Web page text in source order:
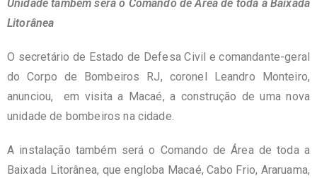
Unidade também será o Comando de Área de toda a Baixada
Litorânea
O secretário de Estado de Defesa Civil e comandante-geral
do Corpo de Bombeiros RJ, coronel Leandro Monteiro,
anunciou, em visita a Macaé, a construção de uma nova
unidade de bombeiros na cidade.
A instalação também será o Comando de Área de toda a
Baixada Litorânea, que engloba Macaé, Cabo Frio, Araruama,